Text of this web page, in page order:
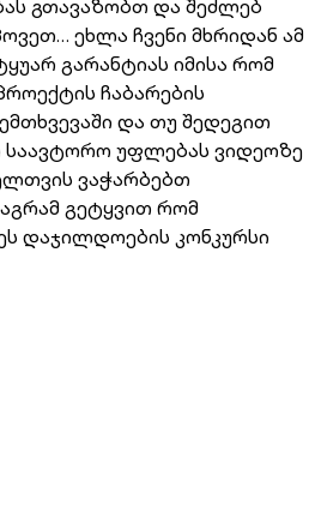
ეხლა ჩვენი მხრიდან ამ
გარანტიას იმისა რომ
ჩაბარების
და თუ შედეგით
საავტორო უფლებას ვიდეოზე
ვაჭარბებთ
გეტყვით რომ
დაჯილდოების კონკურსი